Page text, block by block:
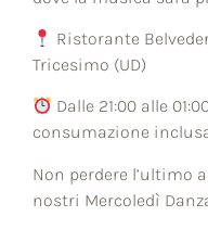
Ristorante
Tricesimo (UD)
Dalle 21:00 alle
consumazione
Non perdere l’ultimo
nostri Mercoledì